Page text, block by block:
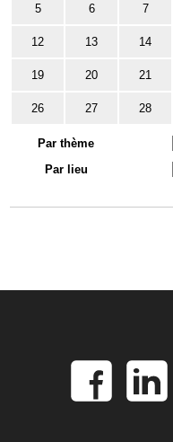
5 6 7
12 13 14
19 20 21
26 27 28
Par thème
Par lieu